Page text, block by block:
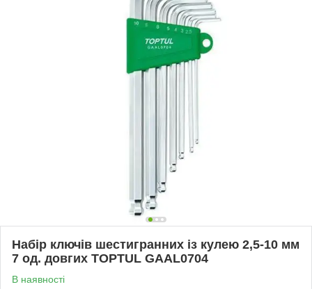
Набір ключів шестигранних із кулею 2,5-10 мм
7 од. довгих TOPTUL GAAL0704
В наявності